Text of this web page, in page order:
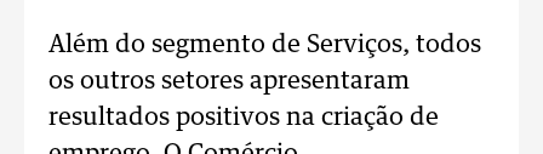
Além do segmento de Serviços, todos
os outros setores apresentaram
resultados positivos na criação de